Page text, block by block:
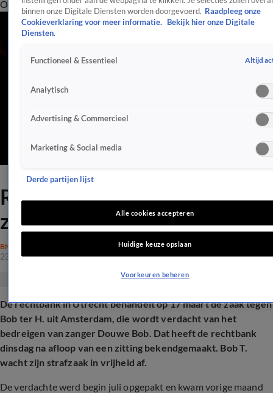
OverzichtEntertainmentSpraakmakendRealityCrimeVideo's
Rechtbank neemt besluit in
zaak bedreiging Douwe Bob
BN'ERS
23 dec 2025, 13:22
De rechtbank in Utrecht behandelt op 17 maart de zaak tegen
Bob ter H. uit Amsterdam, die wordt verdacht van het
bedreigen van zanger Douwe Bob. Dat heeft de rechtbank
dinsdag na afloop van een zitting bekendgemaakt. Bob T.
wacht zijn strafzaak in vrijheid af.
De verdachte werd begin juli opgepakt en kwam vorige maand
binnen onze Digitale Diensten worden doorgevoerd. Raadpleeg onze
Cookieverklaring voor meer informatie.
Bekijk hier onze Digitale
Diensten.
Functioneel & Essentieel Altijd
Analytisch
Advertising & Commercieel
Marketing & Social media
Derde partijen lijst
Alle cookies accepteren
Huidige keuze opslaan
Voorkeuren beheren